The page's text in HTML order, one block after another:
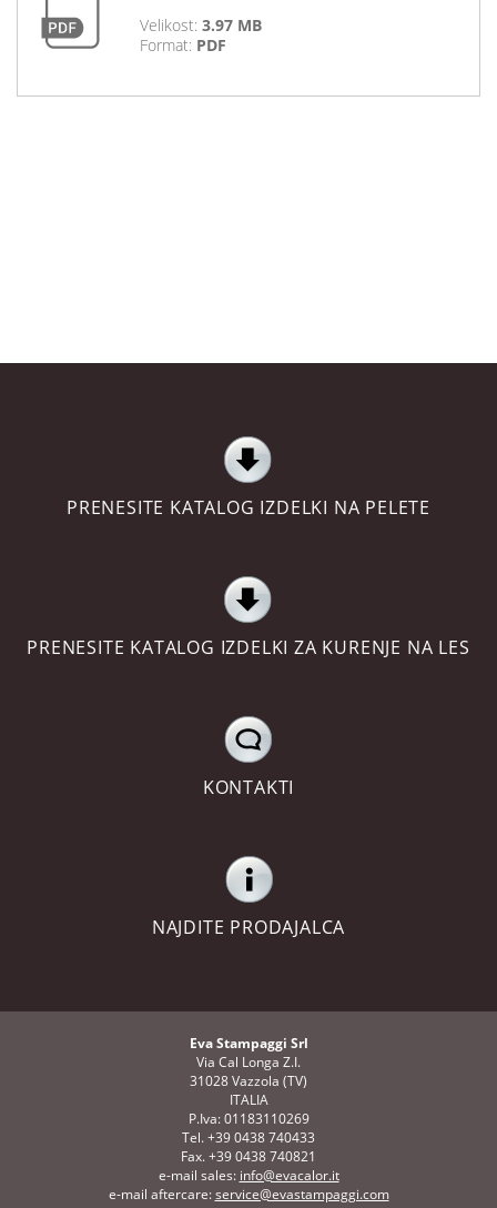
Velikost: 3.97 MB
Format: PDF
PRENESITE KATALOG IZDELKI NA PELETE
PRENESITE KATALOG IZDELKI ZA KURENJE NA LES
KONTAKTI
NAJDITE PRODAJALCA
Eva Stampaggi Srl
Via Cal Longa Z.I.
31028 Vazzola (TV)
ITALIA
P.Iva: 01183110269
Tel. +39 0438 740433
Fax. +39 0438 740821
e-mail sales: info@evacalor.it
e-mail aftercare:service@evastampaggi.com